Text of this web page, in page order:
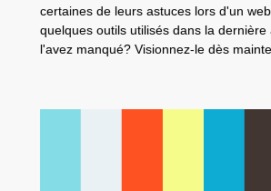
certaines de leurs astuces lors d'un
quelques outils utilisés dans la
l'avez manqué? Visionnez-le dès